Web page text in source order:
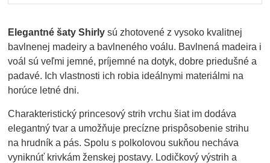
Elegantné šaty Shirlysú zhotovené z vysoko kvalitnej
bavlnenej madeiry a bavlneného voálu. Bavlnená madeira i
voál sú veľmi jemné, príjemné na dotyk, dobre priedušné a
padavé. Ich vlastnosti ich robia ideálnymi materiálmi na
horúce letné dni.
Charakteristický princesový strih vrchu šiat im dodáva
elegantný tvar a umožňuje precízne prispôsobenie strihu
na hrudník a pás. Spolu s polkolovou sukňou necháva
vyniknúť krivkám ženskej postavy. Lodičkový výstrih a